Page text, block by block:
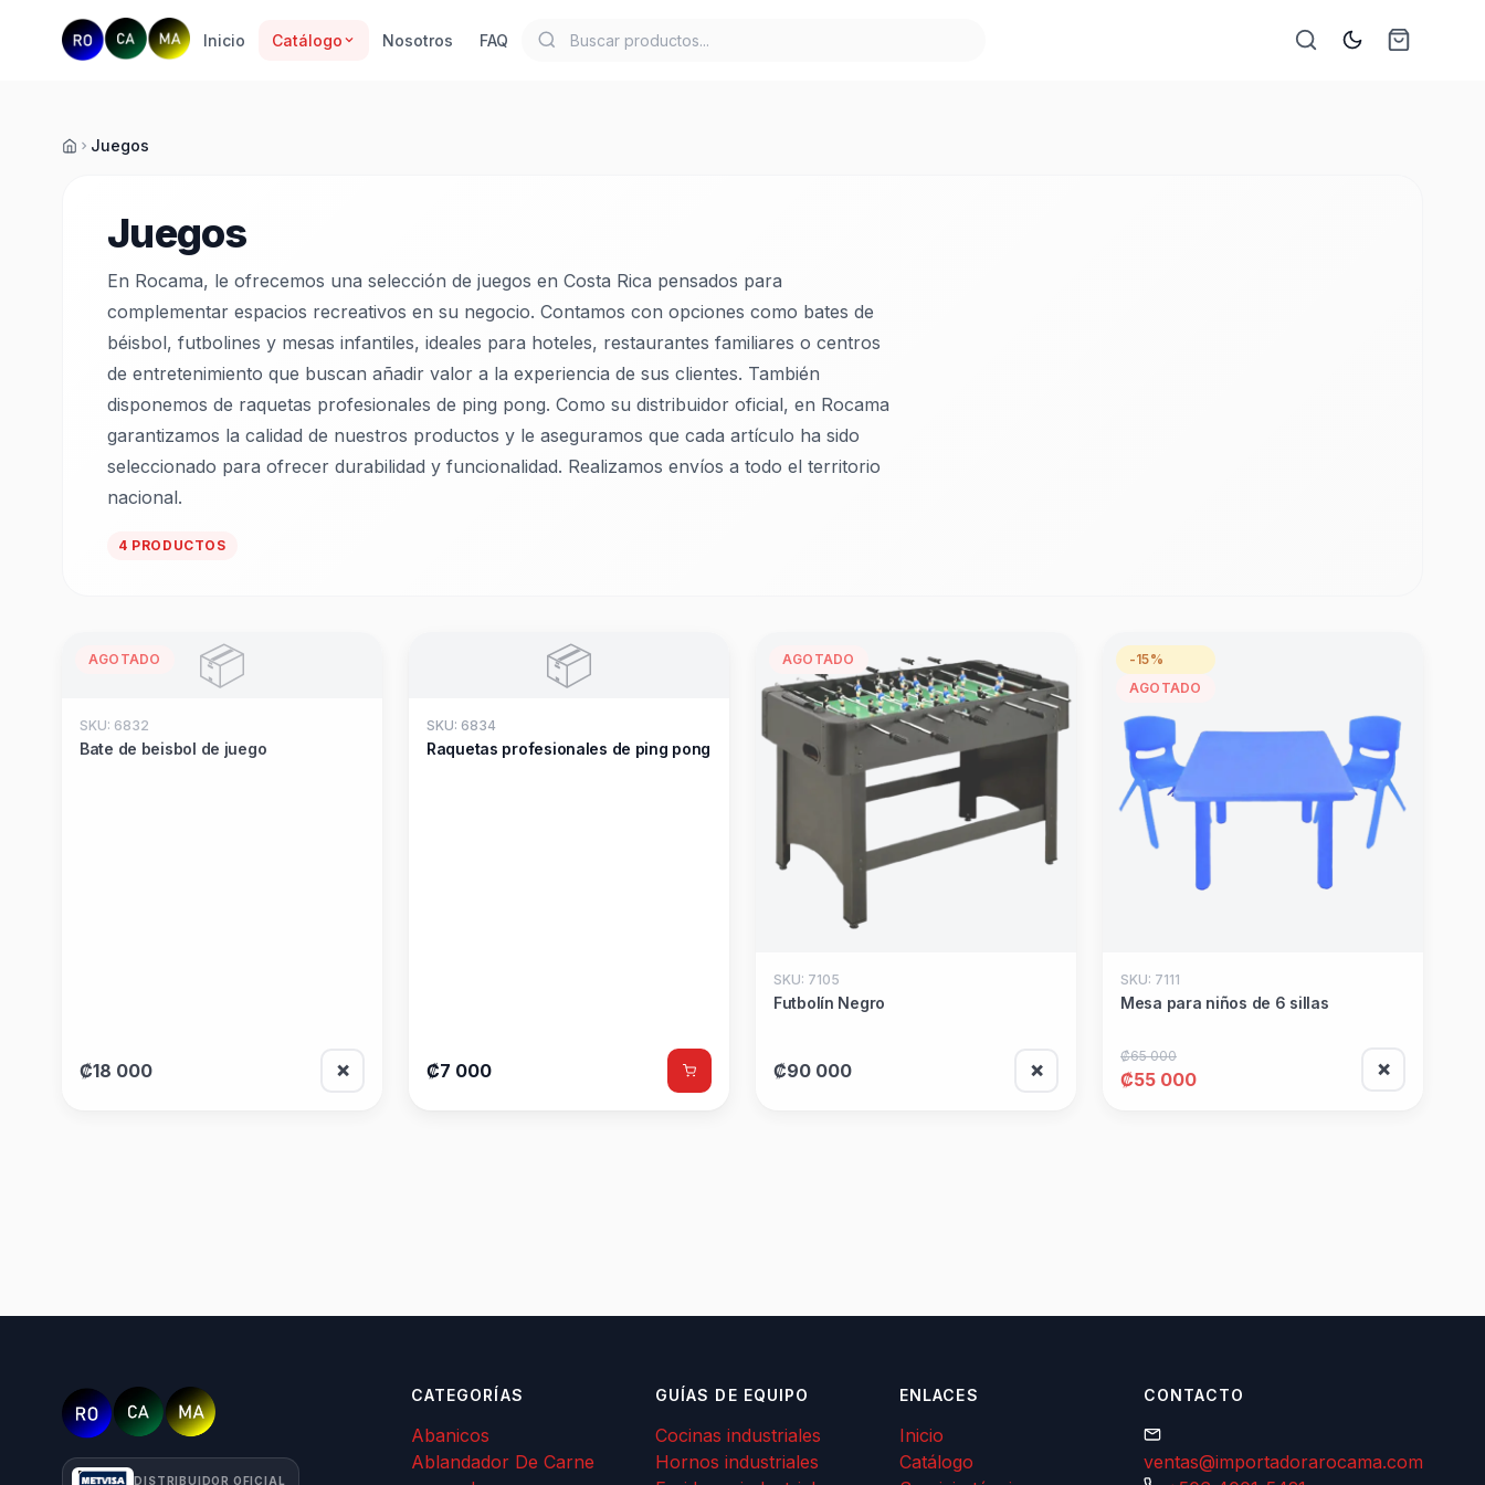
Inicio Catálogo Nosotros FAQ
Inicio
Juegos
Juegos
En Rocama, le ofrecemos una selección de juegos en Costa Rica pensados para
complementar espacios recreativos en su negocio. Contamos con opciones como bates de
béisbol, futbolines y mesas infantiles, ideales para hoteles, restaurantes familiares o centros
de entretenimiento que buscan añadir valor a la experiencia de sus clientes. También
disponemos de raquetas profesionales de ping pong. Como su distribuidor oficial, en Rocama
garantizamos la calidad de nuestros productos y le aseguramos que cada artículo ha sido
seleccionado para ofrecer durabilidad y funcionalidad. Realizamos envíos a todo el territorio
nacional.
4 PRODUCTOS
📦
AGOTADO
SKU: 6832
Bate de beisbol de juego
₡18 000 ❌
📦
SKU: 6834
Raquetas profesionales de ping pong
₡7 000
AGOTADO
SKU: 7105
Futbolín Negro
₡90 000 ❌
-15%
AGOTADO
SKU: 7111
Mesa para niños de 6 sillas
₡65 000
₡55 000 ❌
DISTRIBUIDOR OFICIAL
CATEGORÍAS
Abanicos
Ablandador De Carne
GUÍAS DE EQUIPO
Cocinas industriales
Hornos industriales
ENLACES
Inicio
Catálogo
CONTACTO
ventas@importadorarocama.com